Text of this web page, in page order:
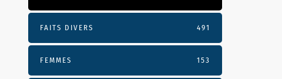
FAITS DIVERS 491
FEMMES 153